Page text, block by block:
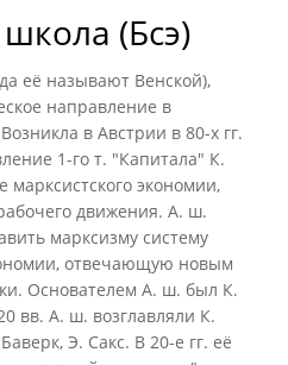
(Бсэ)
её называют Венской),
направление в
в Австрии в 80-х гг.
1-го т. "Капитала" К.
экономии,
движения. А. ш.
марксизму систему
отвечающую новым
Основателем А. ш. был К.
вв. А. ш. возглавляли К.
Э. Сакс. В 20-е гг. её